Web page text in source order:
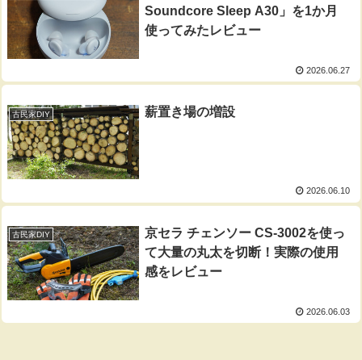
Soundcore Sleep A30」を1か月
使ってみたレビュー
2026.06.27
古民家DIY 薪置き場の増設
2026.06.10
古民家DIY
京セラ チェンソー CS-3002を使っ
て大量の丸太を切断！実際の使用
感をレビュー
2026.06.03